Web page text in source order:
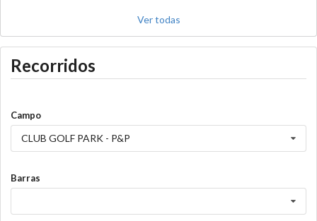
Ver todas
Recorridos
Campo
CLUB GOLF PARK - P&P
Barras